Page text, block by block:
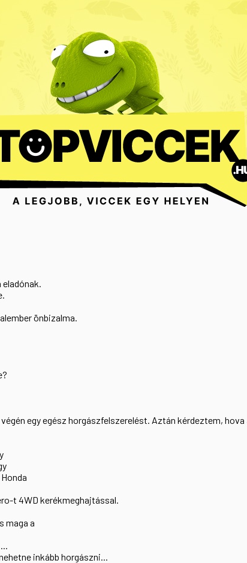
eladónak.
önbizalma.
egy egész horgászfelszerelést. Aztán kérdeztem, hova
t 4WD kerékmeghajtással.
maga a
inkább horgászni...